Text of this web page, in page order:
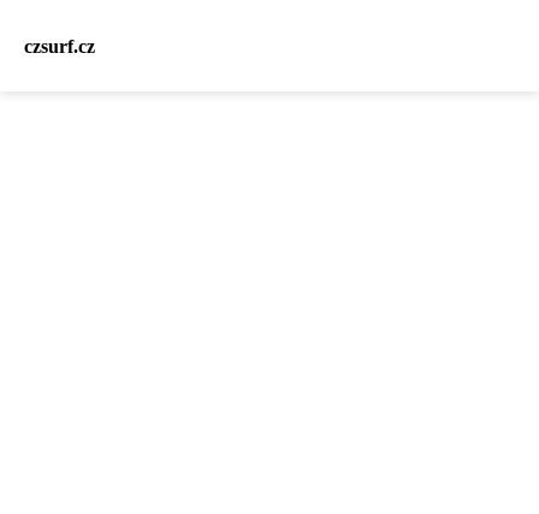
czsurf.cz